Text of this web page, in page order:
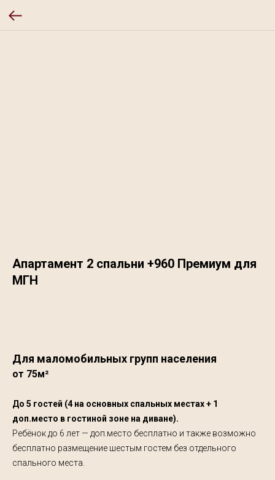
Апартамент 2 спальни +960 Премиум для
МГН
Для маломобильных групп населения
от 75м²
До 5 гостей (4 на основных спальных местах + 1
доп.место в гостиной зоне на диване).
Ребёнок до 6 лет — доп.место бесплатно и также возможно
бесплатно размещение шестым гостем без отдельного
спального места.